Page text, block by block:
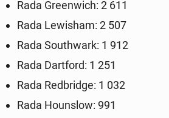
Rada Gre­en­wich: 2 611
Rada Le­wi­sham: 2 507
Rada So­uth­wark: 1 912
Rada Dart­ford: 1 251
Rada Red­brid­ge: 1 032
Rada Ho­un­slow: 991